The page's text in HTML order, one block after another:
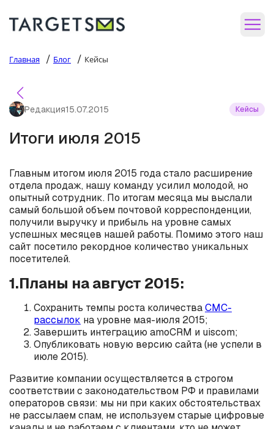
Главная / Блог / Кейсы
Редакция15.07.2015 Кейсы
Итоги июля 2015
Главным итогом июля 2015 года стало расширение
отдела продаж, нашу команду усилил молодой, но
опытный сотрудник. По итогам месяца мы выслали
самый большой объем почтовой корреспонденции,
получили выручку и прибыль на уровне самых
успешных месяцев нашей работы. Помимо этого наш
сайт посетило рекордное количество уникальных
посетителей.
1.Планы на август 2015:
Сохранить темпы роста количестваСМС-
рассылок на уровне мая-июля 2015;
Завершить интеграцию amoCRM и uiscom;
Опубликовать новую версию сайта (не успели в
июле 2015).
Развитие компании осуществляется в строгом
соответствии с законодательством РФ и правилами
операторов связи: мы ни при каких обстоятельствах
не рассылаем спам, не используем старые цифровые